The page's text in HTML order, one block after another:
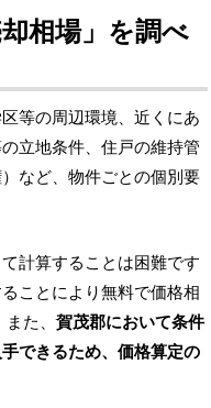
相場」を調べ
等の周辺環境、近くにあ
立地条件、住戸の維持管
など、物件ごとの個別要
計算することは困難です
ることにより無料で価格相
また、賀茂郡において条件
できるため、価格算定の